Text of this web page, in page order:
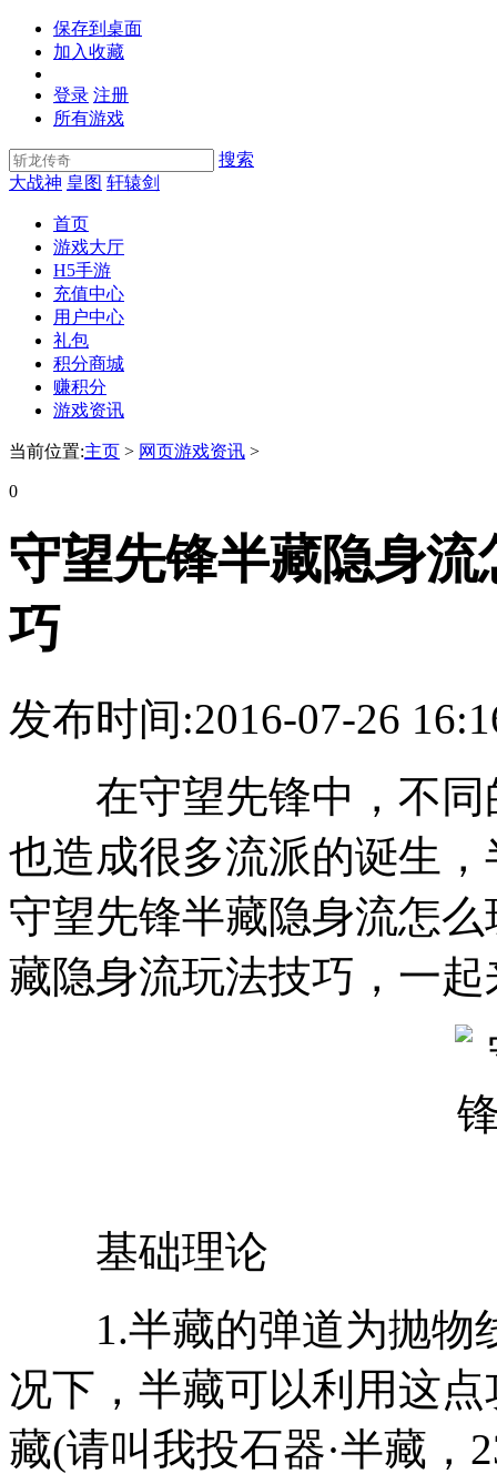
保存到桌面
加入收藏
登录 注册
所有游戏
搜索
大战神 皇图 轩辕剑
首页
游戏大厅
H5手游
充值中心
用户中心
礼包
积分商城
赚积分
游戏资讯
当前位置:主页 > 网页游戏资讯 >
0
守望先锋半藏隐身
巧
发布时间:2016-07-26
在守望先锋中，不同
也造成很多流派的诞生
守望先锋半藏隐身流怎
藏隐身流玩法技巧，一
基础理论
1.半藏的弹道为抛物
况下，半藏可以利用这
藏(请叫我投石器·半藏，